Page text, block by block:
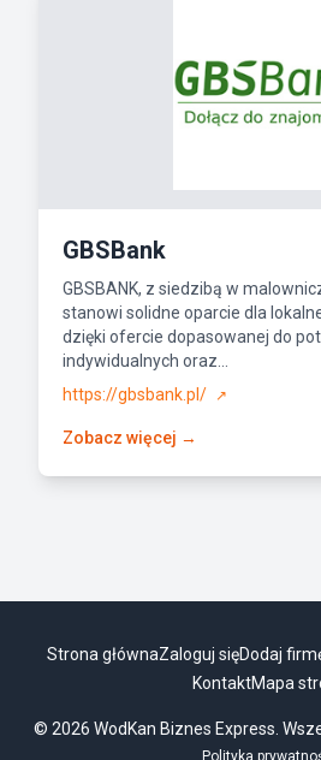
GBSBank
GBSBANK, z siedzibą w
stanowi solidne oparcie dla
dzięki ofercie dopasowanej do
indywidualnych oraz...
https://gbsbank.pl/
↗
Zobacz więcej →
Strona głównaZaloguj sięDodaj
KontaktMapa
© 2026 WodKan Biznes Express.
Polityka